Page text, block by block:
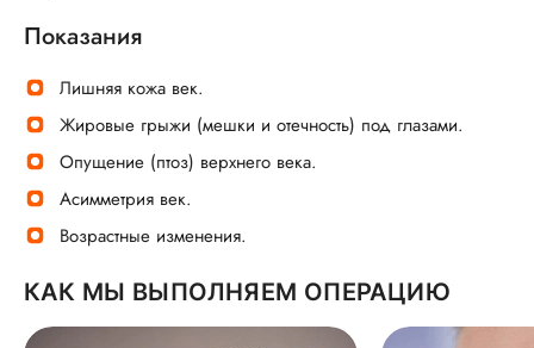
Показания
Лишняя кожа век.
Жировые грыжи (мешки и отечность) под глазами.
Опущение (птоз) верхнего века.
Асимметрия век.
Возрастные изменения.
КАК МЫ ВЫПОЛНЯЕМ ОПЕРАЦИЮ